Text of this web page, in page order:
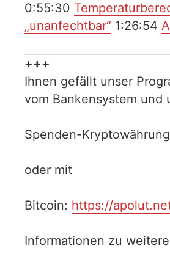
0:55:30
„unanfechtbar“ 1:26:54
+++
Ihnen gefällt unser
vom Bankensystem
Spenden-
oder mit
Bitcoin: https://
Informationen zu